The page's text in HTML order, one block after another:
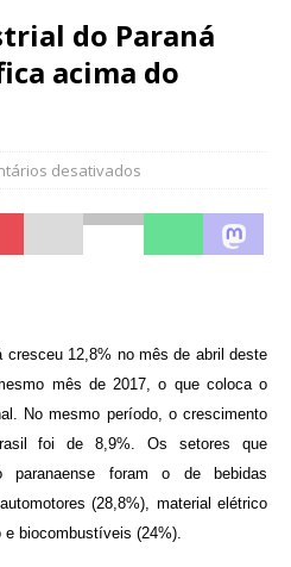
do Paraná
acima do
desativados
cresceu 12,8% no mês de abril deste
mês de 2017, o que coloca o
No mesmo período, o crescimento
foi de 8,9%. Os setores que
paranaense foram o de bebidas
(28,8%), material elétrico
biocombustíveis (24%).